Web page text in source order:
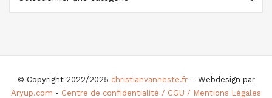
© Copyright 2022/2025 christianvanneste.fr– Webdesign par
Aryup.com - Centre de confidentialité / CGU / Mentions Légales